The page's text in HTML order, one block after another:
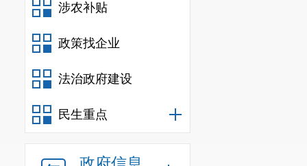
涉农补贴
政策找企业
法治政府建设
民生重点